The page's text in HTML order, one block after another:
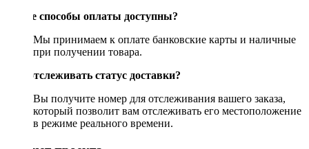
Какие способы оплаты доступны?
Мы принимаем к оплате банковские карты и наличные
при получении товара.
Как отслеживать статус доставки?
Вы получите номер для отслеживания вашего заказа,
который позволит вам отслеживать его местоположение
в режиме реального времени.